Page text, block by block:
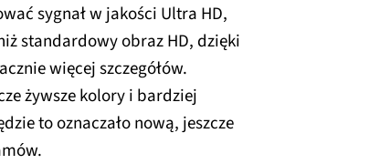
sygnał w jakości Ultra HD,
standardowy obraz HD, dzięki
więcej szczegółów.
żywsze kolory i bardziej
to oznaczało nową, jeszcze